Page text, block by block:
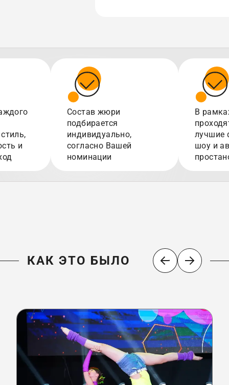
и
Состав жюри
подбирается
индивидуально,
согласно Вашей
номинации
В
лучшие
шоу и
КАК ЭТО БЫЛО